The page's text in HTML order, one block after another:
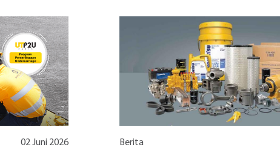
02 Juni 2026 Berita